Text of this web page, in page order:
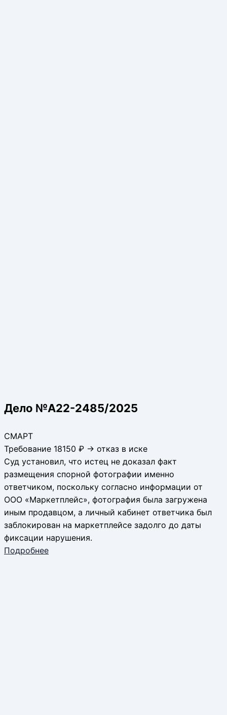
Дело №А22-2485/2025
СМАРТ
Требование 18150 ₽ → отказ в иске
Суд установил, что истец не доказал факт
размещения спорной фотографии именно
ответчиком, поскольку согласно информации от
ООО «Маркетплейс», фотография была загружена
иным продавцом, а личный кабинет ответчика был
заблокирован на маркетплейсе задолго до даты
фиксации нарушения.
Подробнее